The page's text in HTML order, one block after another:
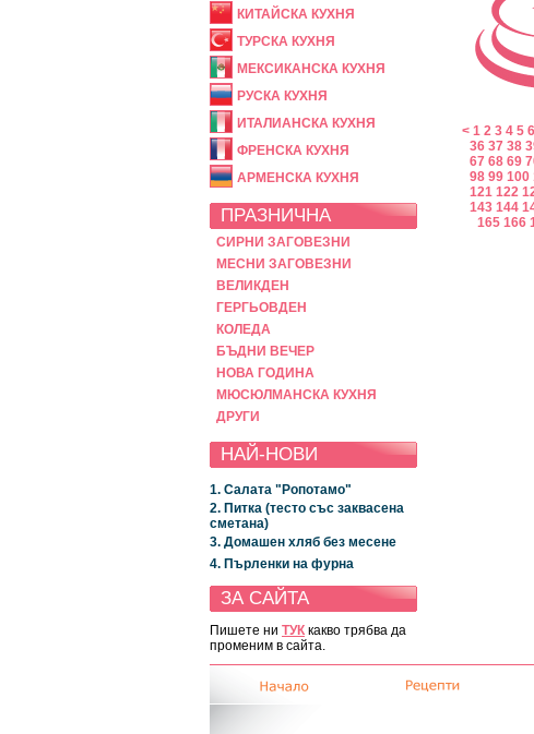
КИТАЙСКА КУХНЯ
ТУРСКА КУХНЯ
МЕКСИКАНСКА КУХНЯ
РУСКА КУХНЯ
ИТАЛИАНСКА КУХНЯ
ФРЕНСКА КУХНЯ
АРМЕНСКА КУХНЯ
ПРАЗНИЧНА
СИРНИ ЗАГОВЕЗНИ
МЕСНИ ЗАГОВЕЗНИ
ВЕЛИКДЕН
ГЕРГЬОВДЕН
КОЛЕДА
БЪДНИ ВЕЧЕР
НОВА ГОДИНА
МЮСЮЛМАНСКА КУХНЯ
ДРУГИ
НАЙ-НОВИ
1. Салата "Ропотамо"
2. Питка (тесто със заквасена
сметана)
3. Домашен хляб без месене
4. Пърленки на фурна
ЗА САЙТА
Пишете ни ТУК какво трябва да
променим в сайта.
< 1 2 3 4 5 6
36 37 38
67 68 69
98 99 100
121 122
143 144
165 166